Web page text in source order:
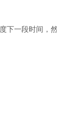
一段时间，